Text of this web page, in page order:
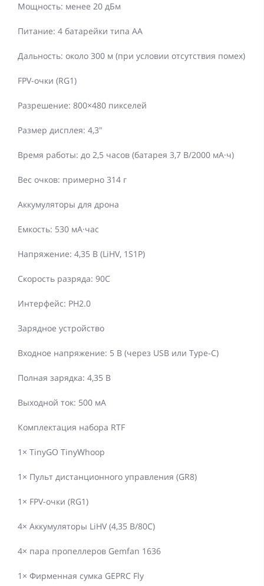
Мощность: менее 20 дБм
Питание: 4 батарейки типа AA
Дальность: около 300 м (при условии отсутствия помех)
FPV-очки (RG1)
Разрешение: 800×480 пикселей
Размер дисплея: 4,3"
Время работы: до 2,5 часов (батарея 3,7 В/2000 мА·ч)
Вес очков: примерно 314 г
Аккумуляторы для дрона
Емкость: 530 мА·час
Напряжение: 4,35 В (LiHV, 1S1P)
Скорость разряда: 90C
Интерфейс: PH2.0
Зарядное устройство
Входное напряжение: 5 В (через USB или Type-C)
Полная зарядка: 4,35 В
Выходной ток: 500 мА
Комплектация набора RTF
1× TinyGO TinyWhoop
1× Пульт дистанционного управления (GR8)
1× FPV-очки (RG1)
4× Аккумуляторы LiHV (4,35 В/80C)
4× пара пропеллеров Gemfan 1636
1× Фирменная сумка GEPRC Fly